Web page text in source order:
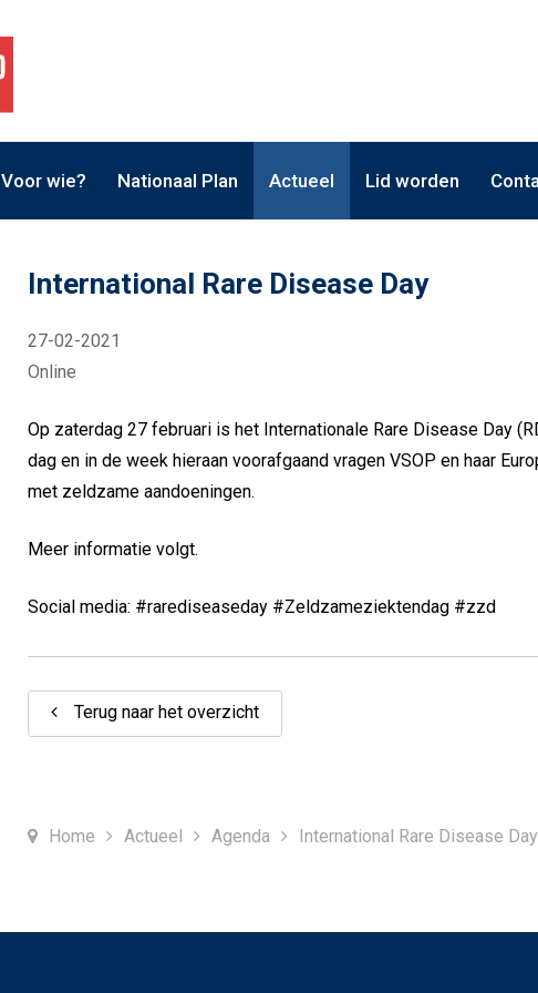
Voor wie? Nationaal Plan Actueel Lid worden
International Rare Disease Day
27-02-2021
Online
Op zaterdag 27 februari is het Internationale Rare Disease Day
dag en in de week hieraan voorafgaand vragen VSOP en haar
met zeldzame aandoeningen.
Meer informatie volgt.
Social media: #rarediseaseday #Zeldzameziektendag #zzd
Terug naar het overzicht
Home Actueel Agenda International Rare Disease Day